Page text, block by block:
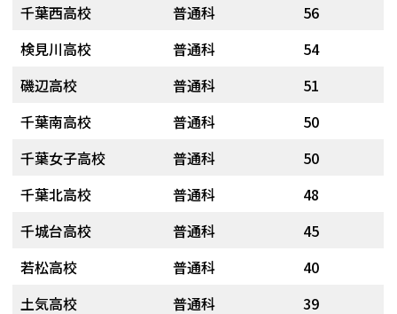
千葉西高校
普通科
56
検見川高校
普通科
54
磯辺高校
普通科
51
千葉南高校
普通科
50
千葉女子高校
普通科
50
千葉北高校
普通科
48
千城台高校
普通科
45
若松高校
普通科
40
土気高校
普通科 39